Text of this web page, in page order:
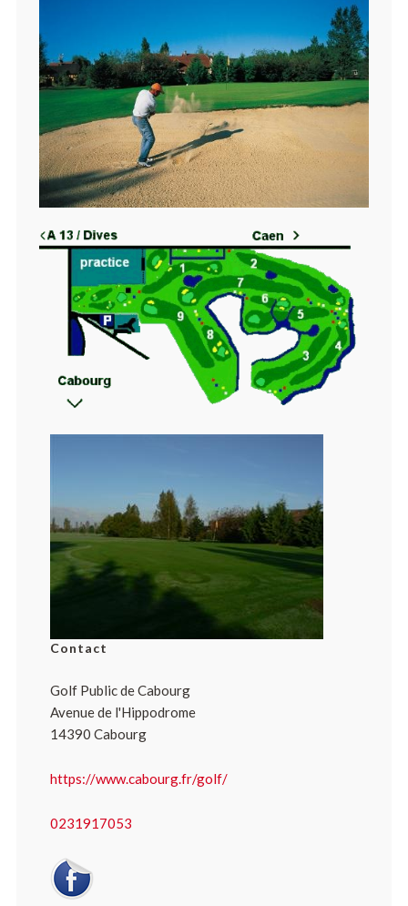
Contact
Golf Public de Cabourg
Avenue de l'Hippodrome
14390 Cabourg
https://www.cabourg.fr/golf/
0231917053